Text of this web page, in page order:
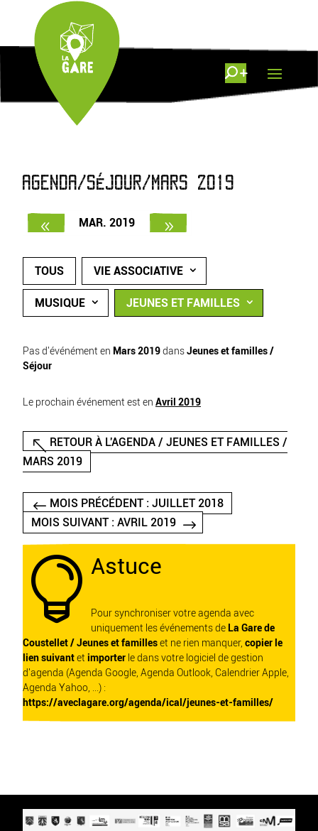
AGENDA/SÉJOUR/MARS 2019
MAR. 2019
TOUS VIE ASSOCIATIVE
MUSIQUE JEUNES ET FAMILLES
Pas d'événément en Mars 2019dansJeunes et familles /
Séjour
Le prochain événement est en Avril 2019
RETOUR À L'AGENDA / JEUNES ET FAMILLES /
MARS 2019
MOIS PRÉCÉDENT : JUILLET 2018
MOIS SUIVANT : AVRIL 2019
 Astuce
Pour synchroniser votre agenda avec
uniquement les événements de La Gare de
Coustellet / Jeunes et familleset ne rien manquer, copier le
lien suivantet importer le dans votre logiciel de gestion
d'agenda (Agenda Google, Agenda Outlook, Calendrier Apple,
Agenda Yahoo, ...) :
https://aveclagare.org/agenda/ical/jeunes-et-familles/